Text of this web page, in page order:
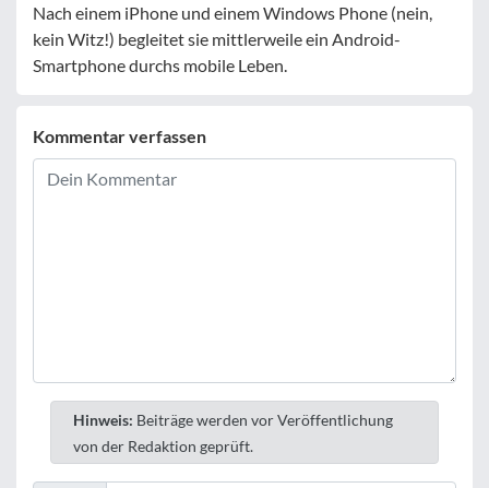
Nach einem iPhone und einem Windows Phone (nein,
kein Witz!) begleitet sie mittlerweile ein Android-
Smartphone durchs mobile Leben.
Kommentar verfassen
Hinweis: Beiträge werden vor Veröffentlichung
von der Redaktion geprüft.